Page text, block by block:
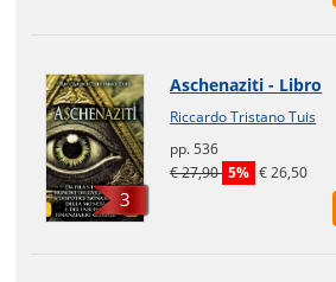
3
Aschenaziti - Libro
Riccardo Tristano Tuis
pp. 536
€ 27,90 5% € 26,50